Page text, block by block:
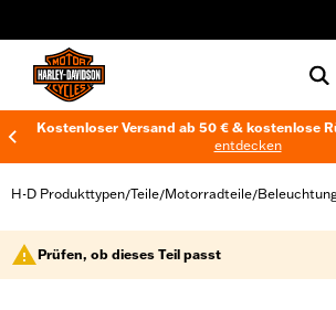
Kostenloser Versand ab 50 € & kostenlose
entdecken
H-D Produkttypen/Teile/Motorradteile/
Prüfen, ob dieses Teil passt